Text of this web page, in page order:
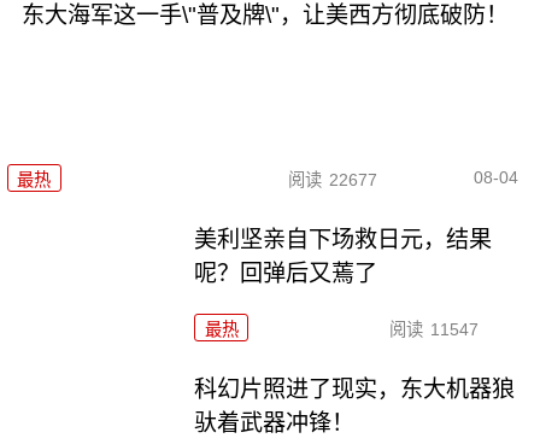
东大海军这一手\"普及牌\"，让美西方彻底破防！
最热 阅读 22677 08-04
美利坚亲自下场救日元，结果
呢？回弹后又蔫了
最热 阅读 11547
科幻片照进了现实，东大机器狼
驮着武器冲锋！